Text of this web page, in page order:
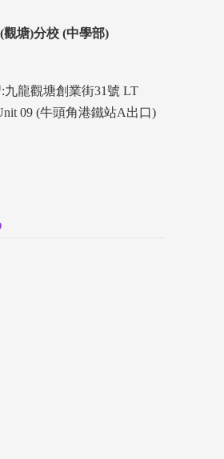
觀塘)分校 (中學部)
九龍觀塘創業街31號 LT
09 (牛頭角港鐵站A出口)